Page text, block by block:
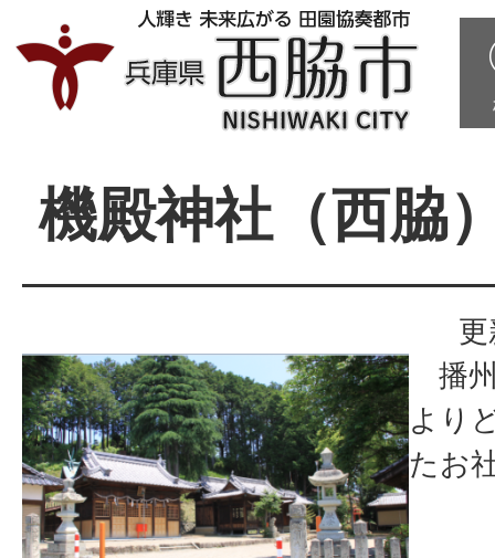
機殿神社（西脇
播
より
たお